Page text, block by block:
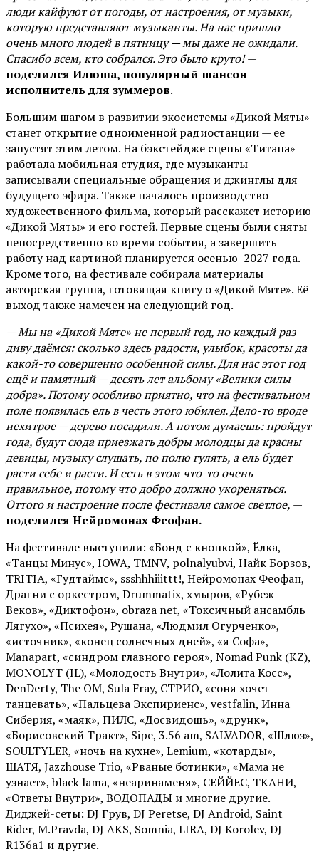
люди кайфуют от погоды, от настроения, от музыки,
которую представляют музыканты. На нас пришло
очень много людей в пятницу — мы даже не ожидали.
Спасибо всем, кто собрался. Это было круто!—
поделился Илюша, популярный шансон-
исполнитель для зуммеров.
Большим шагом в развитии экосистемы «Дикой Мяты»
станет открытие одноименной радиостанции — ее
запустят этим летом. На бэкстейдже сцены «Титана»
работала мобильная студия, где музыканты
записывали специальные обращения и джинглы для
будущего эфира. Также началось производство
художественного фильма, который расскажет историю
«Дикой Мяты» и его гостей. Первые сцены были сняты
непосредственно во время события, а завершить
работу над картиной планируется осенью 2027 года.
Кроме того, на фестивале собирала материалы
авторская группа, готовящая книгу о «Дикой Мяте». Её
выход также намечен на следующий год.
— Мы на «Дикой Мяте» не первый год, но каждый раз
диву даёмся: сколько здесь радости, улыбок, красоты да
какой-то совершенно особенной силы. Для нас этот год
ещё и памятный — десять лет альбому «Велики силы
добра». Потому особливо приятно, что на фестивальном
поле появилась ель в честь этого юбилея. Дело-то вроде
нехитрое — дерево посадили. А потом думаешь: пройдут
года, будут сюда приезжать добры молодцы да красны
девицы, музыку слушать, по полю гулять, а ель будет
расти себе и расти. И есть в этом что-то очень
правильное, потому что добро должно укореняться.
Оттого и настроение после фестиваля самое светлое, —
поделился Нейромонах Феофан.
На фестивале выступили: «Бонд с кнопкой», Ёлка,
«Танцы Минус», IOWA, TMNV, polnalyubvi, Найк Борзов,
TRITIA, «Гудтаймс», ssshhhiiittt!, Нейромонах Феофан,
Драгни с оркестром, Drummatix, хмыров, «Рубеж
Веков», «Диктофон», obraza net, «Токсичный ансамбль
Лягухо», «Психея», Рушана, «Людмил Огурченко»,
«источник», «конец солнечных дней», «я Софа»,
Manapart, «синдром главного героя», Nomad Punk (KZ),
MONOLYT (IL), «Молодость Внутри», «Лолита Косс»,
DenDerty, The OM, Sula Fray, СТРИО, «соня хочет
танцевать», «Пальцева Экспириенс», vestfalin, Инна
Сиберия, «маяк», ПИЛС, «Досвидошь», «друнк»,
«Борисовский Тракт», Sipe, 3.56 am, SALVADOR, «Шлюз»,
SOULTYLER, «ночь на кухне», Lemium, «котарды»,
ШАТЯ, Jazzhouse Trio, «Рваные ботинки», «Мама не
узнает», black lama, «неаринаменя», СЕЙЙЕС, ТКАНИ,
«Ответы Внутри», ВОДОПАДЫ и многие другие.
Диджей-сеты: DJ Грув, DJ Peretse, DJ Android, Saint
Rider, М.Pravda, DJ AKS, Somnia, LIRA, DJ Korolev, DJ
R136a1 и другие.